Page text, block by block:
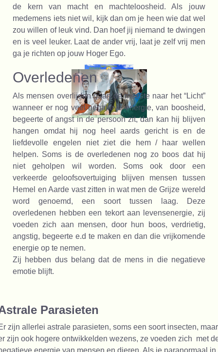
de kern van macht en machteloosheid. Als jouw
medemens iets niet wil, kijk dan om je heen wie dat wel
zou willen of leuk vind. Dan hoef jij niemand te dwingen
en is veel leuker. Laat de ander vrij, laat je zelf vrij men
ga je richten op jouw Hoger Ego.
Overledenen
Als mensen overlijden gaan de meeste naar het “Licht”
wanneer er nog veel negatieve energie, van boosheid,
begeerte of angst in de persoon zit, dan kan hij blijven
hangen omdat hij nog heel aards gericht is en de
liefdevolle engelen niet ziet die hem / haar wellen
helpen. Soms is de overledenen nog zo boos dat hij
niet geholpen wil worden. Soms ook door een
verkeerde geloofsovertuiging blijven mensen tussen
Hemel en Aarde vast zitten in wat men de Grijze wereld
word genoemd, een soort tussen laag. Deze
overledenen hebben een tekort aan levensenergie, zij
voeden zich aan mensen, door hun boos, verdrietig,
angstig, begeerte e.d te maken en dan die vrijkomende
energie op te nemen.
Zij hebben dus belang dat de mens in die negatieve
emotie blijft.
Parasieten
zijn allerlei astrale parasieten, soms een soort insecten, maar
zijn ook hogere ontwikkelden wezens, ze voeden zich met